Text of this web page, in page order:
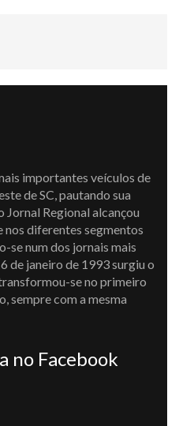
importantes veículos de
de SC, pautando sua
Jornal Regional alcançou
diferentes segmentos
se num dos jornais mais
de janeiro de 1993 surgiu o
se no primeiro
sempre com a mesma
no Facebook